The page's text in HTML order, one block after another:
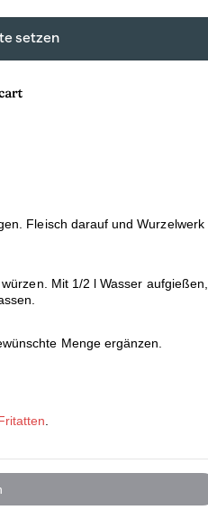
Fleisch darauf und Wurzelwerk
Mit 1/2 l Wasser aufgießen,
Menge ergänzen.
.